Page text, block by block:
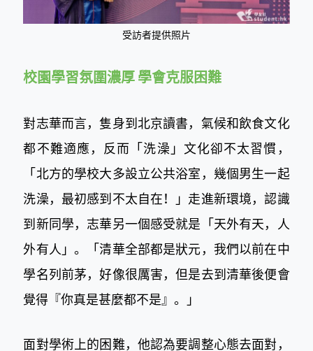
受訪者提供照片
校園學習氛圍濃厚 學會克服困難
對志華而言，隻身到北京讀書，氣候和飲食文化
都不難適應，反而「洗澡」文化卻不太習慣，
「北方的學校大多設立公共浴室，幾個男生一起
洗澡，最初感到不太自在！」走進新環境，認識
到新同學，志華另一個感受就是「天外有天，人
外有人」。「清華全部都是狀元，我們以前在中
學名列前茅，好像很厲害，但是去到清華後便會
覺得『你真是甚麼都不是』。」
面對學術上的困難，他認為要調整心態去面對，